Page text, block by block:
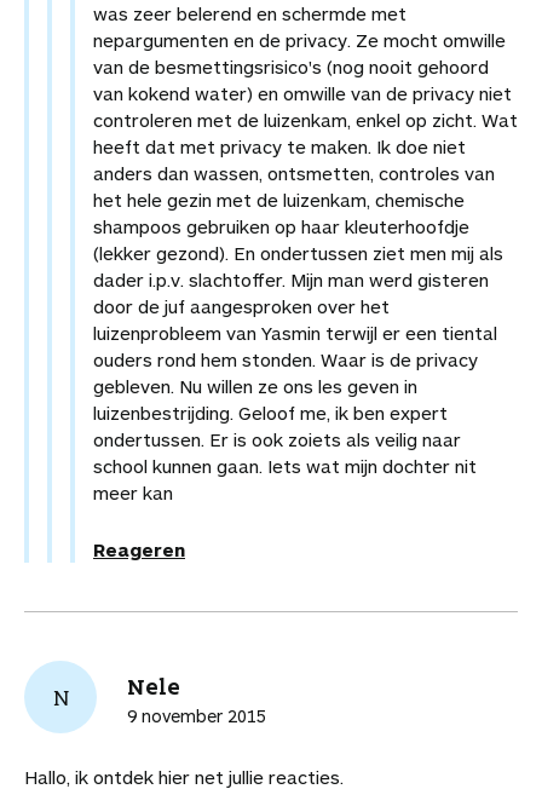
was zeer belerend en schermde met
nepargumenten en de privacy. Ze mocht omwille
van de besmettingsrisico's (nog nooit gehoord
van kokend water) en omwille van de privacy niet
controleren met de luizenkam, enkel op zicht. Wat
heeft dat met privacy te maken. Ik doe niet
anders dan wassen, ontsmetten, controles van
het hele gezin met de luizenkam, chemische
shampoos gebruiken op haar kleuterhoofdje
(lekker gezond). En ondertussen ziet men mij als
dader i.p.v. slachtoffer. Mijn man werd gisteren
door de juf aangesproken over het
luizenprobleem van Yasmin terwijl er een tiental
ouders rond hem stonden. Waar is de privacy
gebleven. Nu willen ze ons les geven in
luizenbestrijding. Geloof me, ik ben expert
ondertussen. Er is ook zoiets als veilig naar
school kunnen gaan. Iets wat mijn dochter nit
meer kan
Reageren
N Nele
9 november 2015
Hallo, ik ontdek hier net jullie reacties.